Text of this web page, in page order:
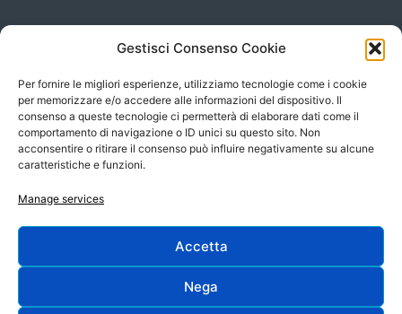
Gestisci Consenso Cookie
Per fornire le migliori esperienze, utilizziamo tecnologie come i cookie
per memorizzare e/o accedere alle informazioni del dispositivo. Il
consenso a queste tecnologie ci permetterà di elaborare dati come il
comportamento di navigazione o ID unici su questo sito. Non
acconsentire o ritirare il consenso può influire negativamente su alcune
caratteristiche e funzioni.
Manage services
Accetta
Nega
Piazza san Giovanni, 6
P.Iva 00566630323
info@televita.it
Progetto e sviluppo: